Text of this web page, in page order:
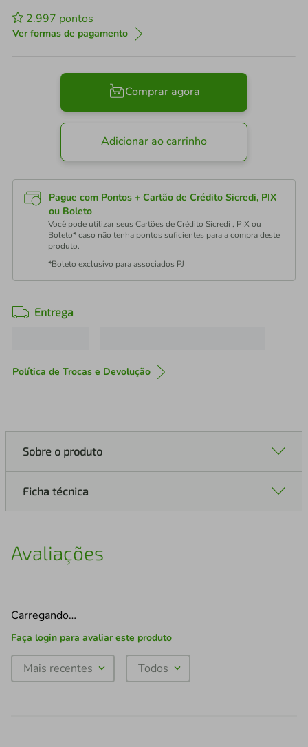
2.997 pontos
Ver formas de pagamento
Comprar agora
Adicionar ao carrinho
Pague com Pontos + Cartão de Crédito Sicredi, PIX
ou Boleto
Você pode utilizar seus Cartões de Crédito Sicredi , PIX ou
Boleto* caso não tenha pontos suficientes para a compra deste
produto.
*Boleto exclusivo para associados PJ
Entrega
Política de Trocas e Devolução
Sobre o produto
Ficha técnica
Avaliações
Carregando…
Faça login para avaliar este produto
Mais recentes Todos